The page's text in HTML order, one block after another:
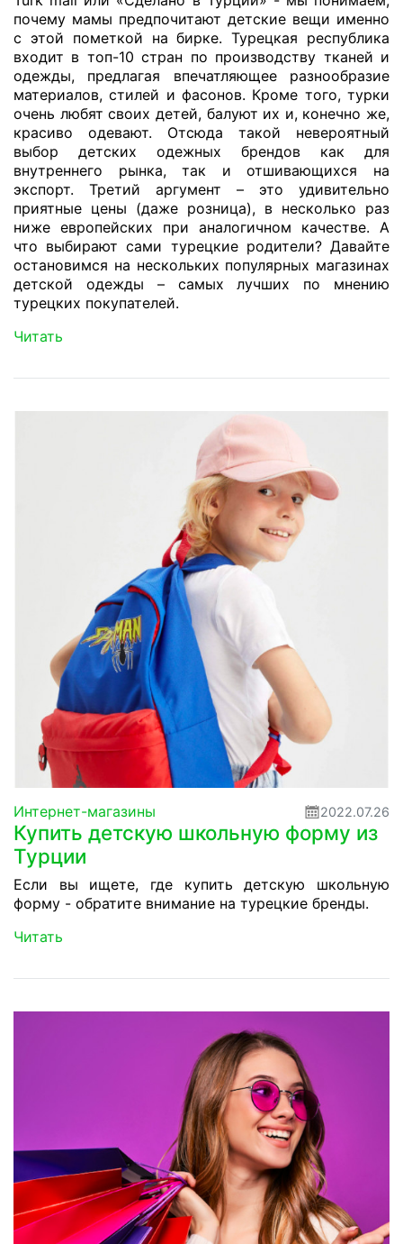
почему мамы предпочитают детские вещи именно
с этой пометкой на бирке. Турецкая республика
входит в топ-10 стран по производству тканей и
одежды, предлагая впечатляющее разнообразие
материалов, стилей и фасонов. Кроме того, турки
очень любят своих детей, балуют их и, конечно же,
красиво одевают. Отсюда такой невероятный
выбор детских одежных брендов как для
внутреннего рынка, так и отшивающихся на
экспорт. Третий аргумент – это удивительно
приятные цены (даже розница), в несколько раз
ниже европейских при аналогичном качестве. А
что выбирают сами турецкие родители? Давайте
остановимся на нескольких популярных магазинах
детской одежды – самых лучших по мнению
турецких покупателей.
Читать
Интернет-магазины 2022.07.26
Купить детскую школьную форму из
Турции
Если вы ищете, где купить детскую школьную
форму - обратите внимание на турецкие бренды.
Читать